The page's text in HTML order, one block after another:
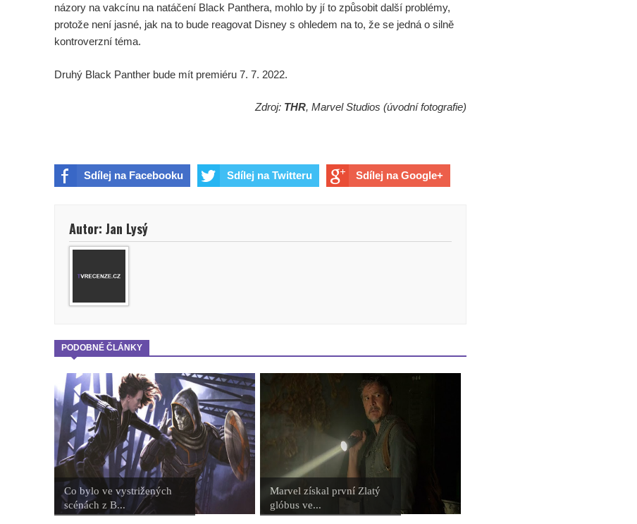
názory na vakcínu na natáčení Black Panthera, mohlo by jí to způsobit další problémy,
protože není jasné, jak na to bude reagovat Disney s ohledem na to, že se jedná o silně
kontroverzní téma.
Druhý Black Panther bude mít premiéru 7. 7. 2022.
Zdroj: THR, Marvel Studios (úvodní fotografie)
Sdílej na Facebooku Sdílej na Twitteru Sdílej na Google+
Autor: Jan Lysý
PODOBNÉ ČLÁNKY
Co bylo ve vystrižených
scénách z B...
Marvel získal první Zlatý
glóbus ve...